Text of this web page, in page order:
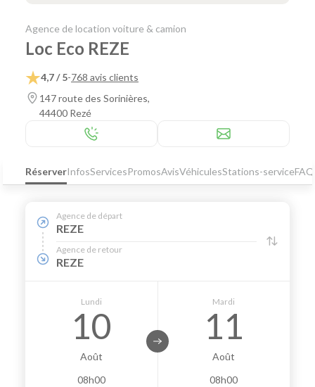
Agence de location voiture & camion
Loc Eco REZE
4,7 / 5-768 avis clients
147 route des Sorinières,
44400 Rezé
RéserverInfosServicesPromosAvisVéhiculesStations-serviceFAQ
Agence de départ
REZE
Agence de retour
REZE
Lundi
10
Août
08h00
Mardi
11
Août
08h00